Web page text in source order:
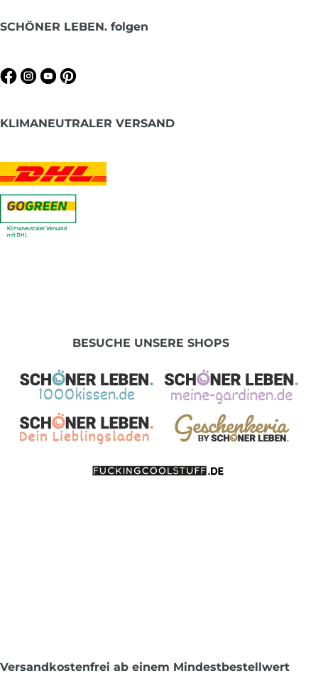
SCHÖNER LEBEN. folgen
KLIMANEUTRALER VERSAND
BESUCHE UNSERE SHOPS
Versandkostenfrei ab einem Mindestbestellwert